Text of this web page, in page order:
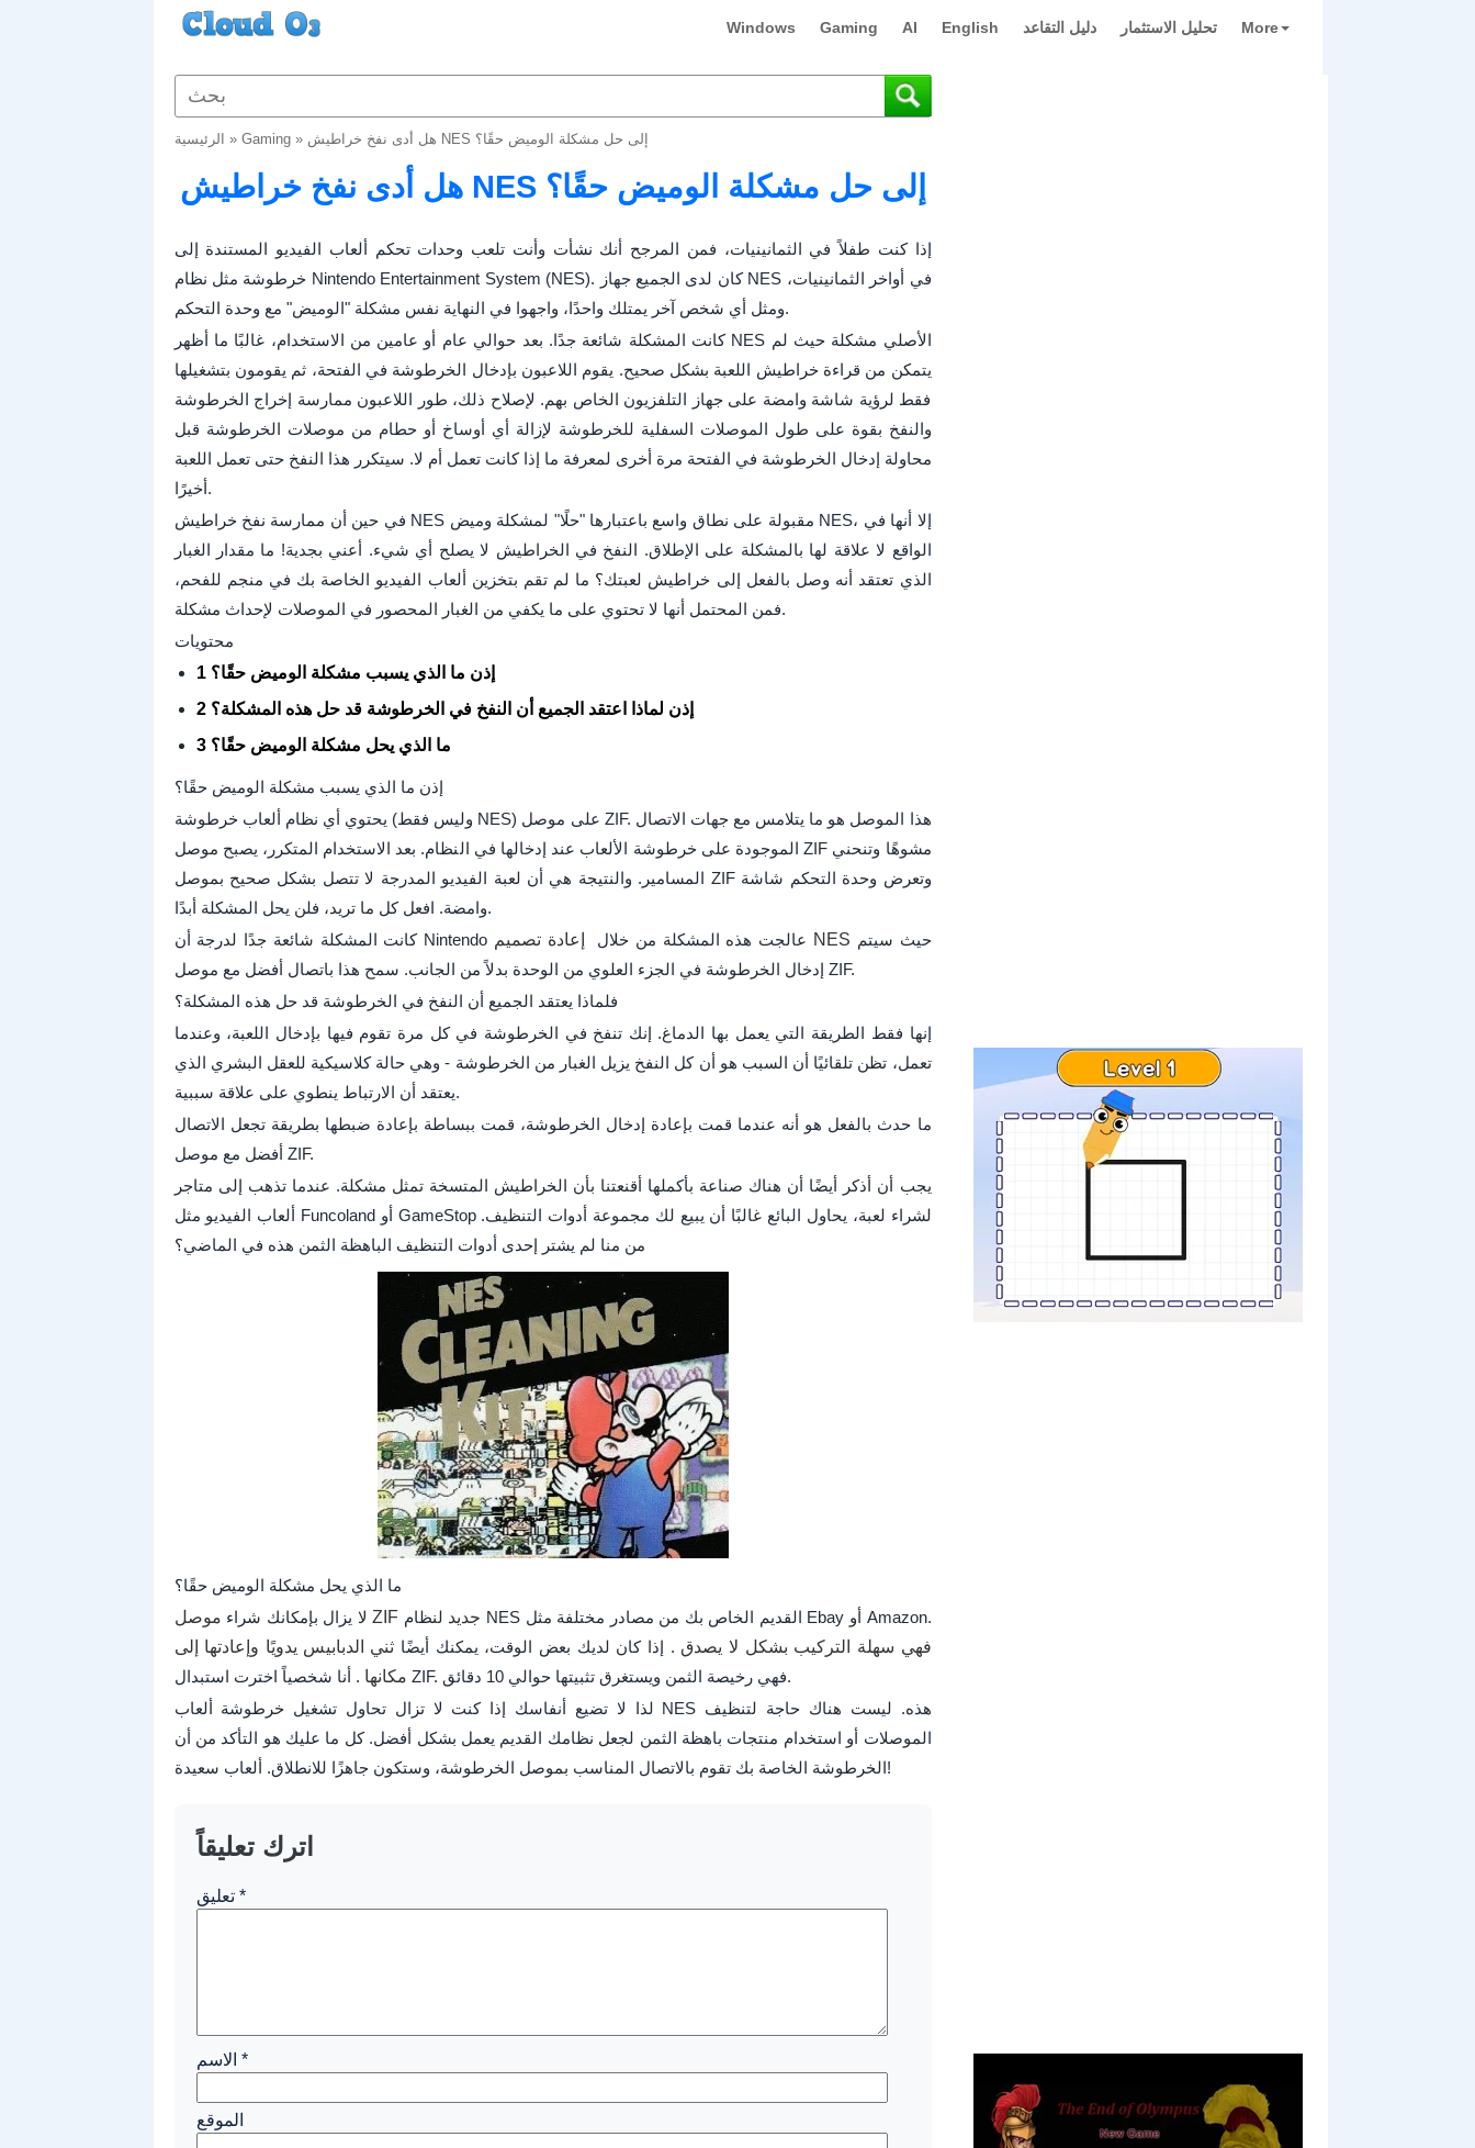
Windows Gaming AI English دليل التقاعد تحليل الاستثمار More
الرئيسية » Gaming» هل أدى نفخ خراطيش NES إلى حل مشكلة الوميض حقًا؟
هل أدى نفخ خراطيش NES إلى حل مشكلة الوميض حقًا؟
إذا كنت طفلاً في الثمانينيات، فمن المرجح أنك نشأت وأنت تلعب وحدات تحكم ألعاب الفيديو المستندة إلى
خرطوشة مثل نظام Nintendo Entertainment System (NES). كان لدى الجميع جهاز NES في أواخر الثمانينيات،
ومثل أي شخص آخر يمتلك واحدًا، واجهوا في النهاية نفس مشكلة "الوميض" مع وحدة التحكم.
كانت المشكلة شائعة جدًا. بعد حوالي عام أو عامين من الاستخدام، غالبًا ما أظهر NES الأصلي مشكلة حيث لم
يتمكن من قراءة خراطيش اللعبة بشكل صحيح. يقوم اللاعبون بإدخال الخرطوشة في الفتحة، ثم يقومون بتشغيلها
فقط لرؤية شاشة وامضة على جهاز التلفزيون الخاص بهم. لإصلاح ذلك، طور اللاعبون ممارسة إخراج الخرطوشة
والنفخ بقوة على طول الموصلات السفلية للخرطوشة لإزالة أي أوساخ أو حطام من موصلات الخرطوشة قبل
محاولة إدخال الخرطوشة في الفتحة مرة أخرى لمعرفة ما إذا كانت تعمل أم لا. سيتكرر هذا النفخ حتى تعمل اللعبة
أخيرًا.
في حين أن ممارسة نفخ خراطيش NES مقبولة على نطاق واسع باعتبارها "حلًا" لمشكلة وميض NES، إلا أنها في
الواقع لا علاقة لها بالمشكلة على الإطلاق. النفخ في الخراطيش لا يصلح أي شيء. أعني بجدية! ما مقدار الغبار
الذي تعتقد أنه وصل بالفعل إلى خراطيش لعبتك؟ ما لم تقم بتخزين ألعاب الفيديو الخاصة بك في منجم للفحم،
فمن المحتمل أنها لا تحتوي على ما يكفي من الغبار المحصور في الموصلات لإحداث مشكلة.
محتويات
1 إذن ما الذي يسبب مشكلة الوميض حقًا؟
2 إذن لماذا اعتقد الجميع أن النفخ في الخرطوشة قد حل هذه المشكلة؟
3 ما الذي يحل مشكلة الوميض حقًا؟
إذن ما الذي يسبب مشكلة الوميض حقًا؟
يحتوي أي نظام ألعاب خرطوشة (وليس فقط NES) على موصل ZIF. هذا الموصل هو ما يتلامس مع جهات الاتصال
الموجودة على خرطوشة الألعاب عند إدخالها في النظام. بعد الاستخدام المتكرر، يصبح موصل ZIF مشوهًا وتنحني
المسامير. والنتيجة هي أن لعبة الفيديو المدرجة لا تتصل بشكل صحيح بموصل ZIF وتعرض وحدة التحكم شاشة
وامضة. افعل كل ما تريد، فلن يحل المشكلة أبدًا.
كانت المشكلة شائعة جدًا لدرجة أن Nintendo عالجت هذه المشكلة من خلال إعادة تصميم NES
إدخال الخرطوشة في الجزء العلوي من الوحدة بدلاً من الجانب. سمح هذا باتصال أفضل مع موصل ZIF.
فلماذا يعتقد الجميع أن النفخ في الخرطوشة قد حل هذه المشكلة؟
إنها فقط الطريقة التي يعمل بها الدماغ. إنك تنفخ في الخرطوشة في كل مرة تقوم فيها بإدخال اللعبة، وعندما
تعمل، تظن تلقائيًا أن السبب هو أن كل النفخ يزيل الغبار من الخرطوشة - وهي حالة كلاسيكية للعقل البشري الذي
يعتقد أن الارتباط ينطوي على علاقة سببية.
ما حدث بالفعل هو أنه عندما قمت بإعادة إدخال الخرطوشة، قمت ببساطة بإعادة ضبطها بطريقة تجعل الاتصال
أفضل مع موصل ZIF.
يجب أن أذكر أيضًا أن هناك صناعة بأكملها أقنعتنا بأن الخراطيش المتسخة تمثل مشكلة. عندما تذهب إلى متاجر
ألعاب الفيديو مثل Funcoland أو GameStop لشراء لعبة، يحاول البائع غالبًا أن يبيع لك مجموعة أدوات التنظيف.
من منا لم يشتر إحدى أدوات التنظيف الباهظة الثمن هذه في الماضي؟
ما الذي يحل مشكلة الوميض حقًا؟
لا يزال بإمكانك شراء
موصل ZIF جديد
لنظام NES القديم الخاص بك من مصادر مختلفة مثل Ebay أو Amazon.
فهي سهلة التركيب بشكل لا يصدق . إذا كان لديك بعض الوقت، يمكنك أيضًا ثني الدبابيس يدويًا وإعادتها إلى
مكانها
. أنا شخصياً اخترت استبدال ZIF. فهي رخيصة الثمن ويستغرق تثبيتها حوالي 10 دقائق.
لذا لا تضيع أنفاسك إذا كنت لا تزال تحاول تشغيل خرطوشة ألعاب NES هذه. ليست هناك حاجة لتنظيف
الموصلات أو استخدام منتجات باهظة الثمن لجعل نظامك القديم يعمل بشكل أفضل. كل ما عليك هو التأكد من أن
الخرطوشة الخاصة بك تقوم بالاتصال المناسب بموصل الخرطوشة، وستكون جاهزًا للانطلاق. ألعاب سعيدة!
اترك تعليقاً
تعليق *
*
الموقع